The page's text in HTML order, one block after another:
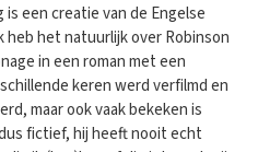
een creatie van de Engelse
heb het natuurlijk over Robinson
in een roman met een
keren werd verfilmd en
maar ook vaak bekeken is
fictief, hij heeft nooit echt